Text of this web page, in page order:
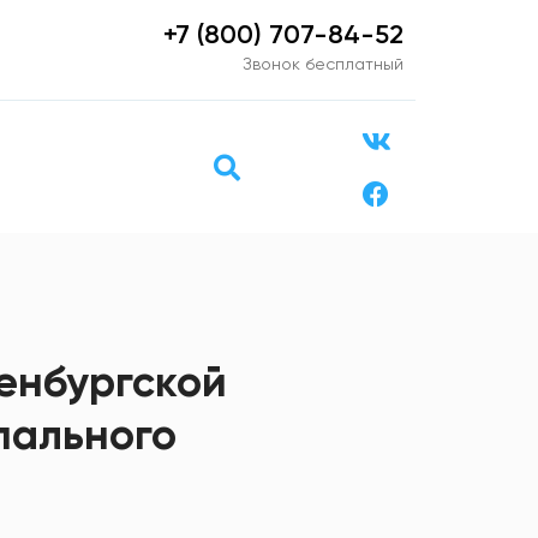
+7 (800) 707-84-52
Звонок бесплатный